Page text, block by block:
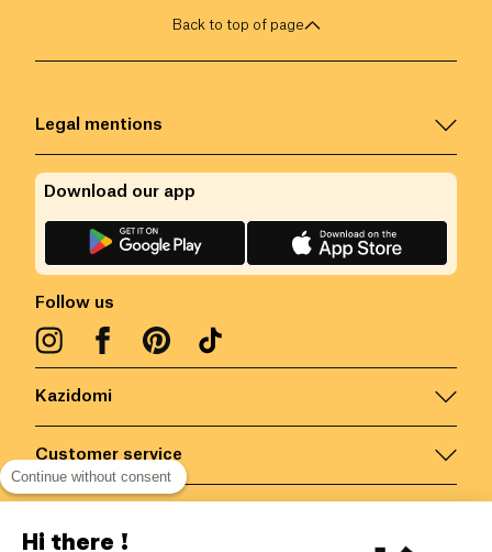
Back to top of page
Kazidomi
Customer service
Legal mentions
Follow us
Download our app
Continue without consent
Hi there !